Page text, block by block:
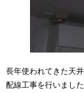
長年使われてきた天
配線工事を行いました